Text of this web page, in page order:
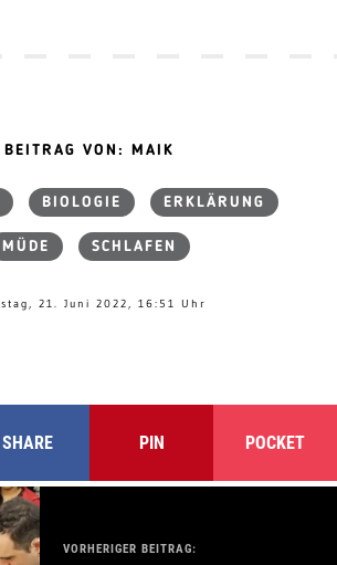
BEITRAG VON: MAIK
BIOLOGIE ERKLÄRUNG
MÜDE SCHLAFEN
21. Juni 2022, 16:51 Uhr
SHARE PIN POCKET
VORHERIGER BEITRAG: